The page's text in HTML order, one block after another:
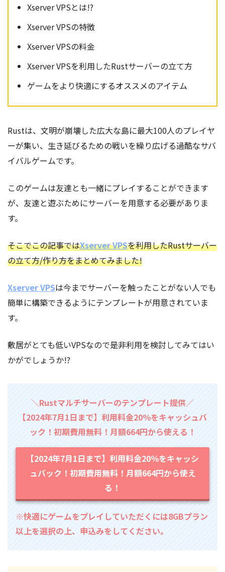
Xserver VPSとは!?
Xserver VPSの特徴
Xserver VPSの料金
Xserver VPSを利用したRustサーバーの立て方
ゲームをより快適にするオススメのアイテム
Rustは、文明が崩壊した広大な島に最大100人のプレイヤ
ーが集い、生き延びるための戦いを繰り広げる過酷なサバ
イバルゲームです。
このゲームは友達とも一緒にプレイすることができます
が、友達と遊ぶためにサーバーを用意する必要がありま
す。
そこでこの記事ではXserver VPSを利用したRustサーバー
の立て方/作り方をまとめてみました!
Xserver VPSは今までサーバーを触ったことがない人でも
簡単に構築できるようにテンプレートが用意されていま
す。
敷居がとても低いVPSなので是非利用を検討してみてはい
かがでしょうか!?
＼Rustマルチサーバーのテンプレート提供／
【2024年7月1日まで】利用料金20％をキャッシュバ
ック！初期費用無料！月額664円から使える！
【2024年7月1日まで】利用料金20％をキャッシ
ュバック！初期費用無料！月額664円から使え
る！
※快適にゲームをプレイしていただくには8GBプラン
以上を選択の上、申込みをしてください。